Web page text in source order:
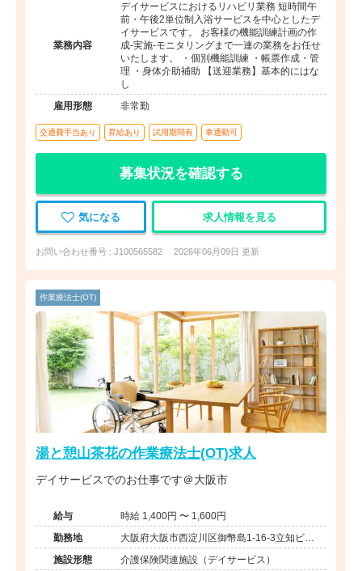
業務内容
デイサービスにおけるリハビリ業務 短時間午
前・午後2単位制入浴サービスを中心としたデ
イサービスです。 お客様の機能訓練計画の作
成-実施-モニタリングまで一連の業務をお任せ
いたします。 ・個別機能訓練 ・帳票作成・管
理 ・身体介助補助 【送迎業務】基本的にはな
し
雇用形態
非常勤
交通費手当あり 昇給あり 試用期間有 車通勤可
募集状況を確認する
気になる 求人情報を見る
お問い合わせ番号 : J100565582 2026年06月09日 更新
作業療法士(OT)
湯と憩山茶花の作業療法士(OT)求人
デイサービスでのお仕事です＠大阪市
給与
時給 1,400円 〜 1,600円
勤務地
大阪府大阪市西淀川区御幣島1-16-3立知ビル1
階
施設形態
介護保険関連施設（デイサービス）